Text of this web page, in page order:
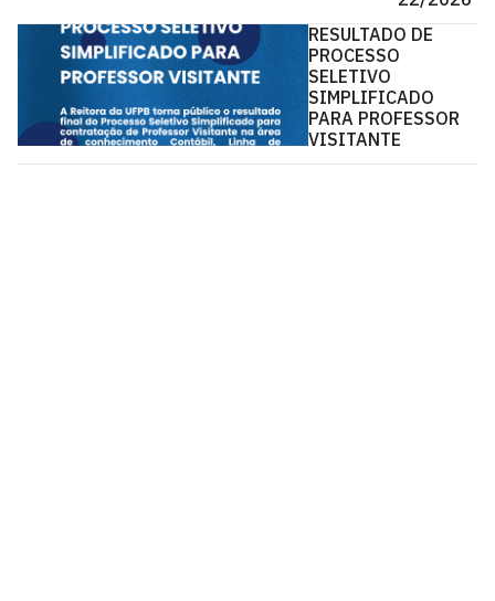
RESULTADO DE
PROCESSO
SELETIVO
SIMPLIFICADO
PARA PROFESSOR
VISITANTE